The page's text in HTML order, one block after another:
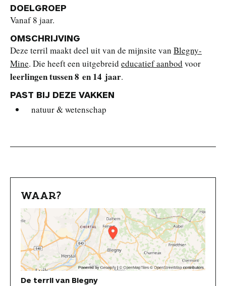
DOELGROEP
Vanaf 8 jaar.
OMSCHRIJVING
Deze terril maakt deel uit van de mijnsite van Blegny-
Mine. Die heeft een uitgebreid educatief aanbod voor
leerlingen tussen 8 en 14 jaar.
PAST BIJ DEZE VAKKEN
natuur & wetenschap
WAAR?
De terril van Blegny